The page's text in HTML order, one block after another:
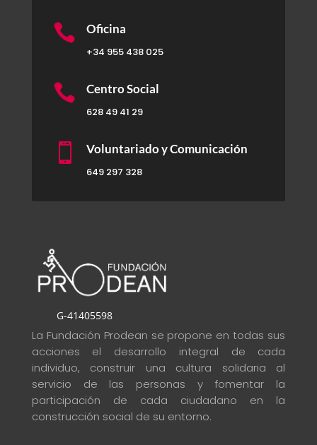
 Oficina
+34 955 438 025
 Centro Social
628 49 41 29
 Voluntariado y Comunicación
649 297 328
G-41405598
La Fundación Prodean se propone en todas sus
acciones el desarrollo integral de cada
individuo, construir una cultura solidaria al
servicio de las personas y fomentar la
participación de cada ciudadano en la
construcción social de su entorno.